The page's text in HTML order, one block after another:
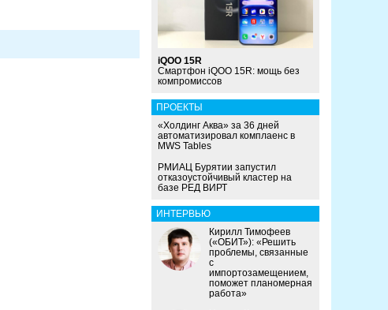
iQOO 15R
Смартфон iQOO 15R: мощь без
компромиссов
ПРОЕКТЫ
«Холдинг Аква» за 36 дней
автоматизировал комплаенс в
MWS Tables
РМИАЦ Бурятии запустил
отказоустойчивый кластер на
базе РЕД ВИРТ
ИНТЕРВЬЮ
Кирилл Тимофеев
(«ОБИТ»): «Решить
проблемы, связанные
с
импортозамещением,
поможет планомерная
работа»